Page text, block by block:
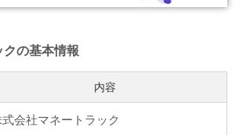
の基本情報
内容
会社マネートラック